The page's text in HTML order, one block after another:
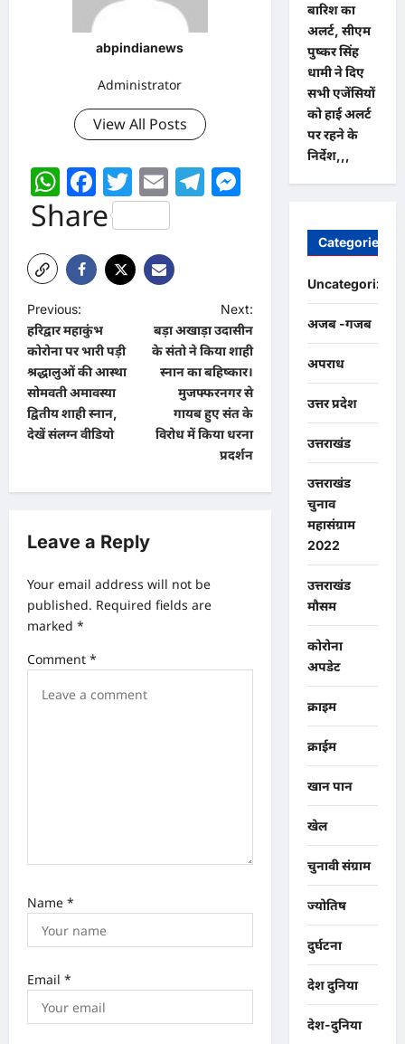
abpindianews
Administrator
View All Posts
WhatsApp
Facebook
Twitter
EmailTelegram
Messenger
Share
P
o
s
t
n
g
t
i
o
n
Previous:
हरिद्वार महाकुंभ
कोरोना पर भारी पड़ी
श्रद्धालुओं की आस्था
सोमवती अमावस्या
द्वितीय शाही स्नान,
देखें संलग्न वीडियो
Next:
बड़ा अखाड़ा उदासीन
के संतो ने किया शाही
स्नान का बहिष्कार।
मुजफ्फरनगर से
गायब हुए संत के
विरोध में किया धरना
प्रदर्शन
Leave a Reply
Your email address will not be
published. Required fields are
marked *
Comment *
Name *
Email *
बारिश का
अलर्ट, सीएम
पुष्कर सिंह
धामी ने दिए
सभी एजेंसियों
को हाई अलर्ट
पर रहने के
निर्देश,,,
Categories
Uncategorized
अजब -गजब
अपराध
उत्तर प्रदेश
उत्तराखंड
उत्तराखंड
चुनाव
महासंग्राम
2022
उत्तराखंड
मौसम
कोरोना
अपडेट
क्राइम
क्राईम
खान पान
खेल
चुनावी संग्राम
ज्योतिष
दुर्घटना
देश दुनिया
देश-दुनिया